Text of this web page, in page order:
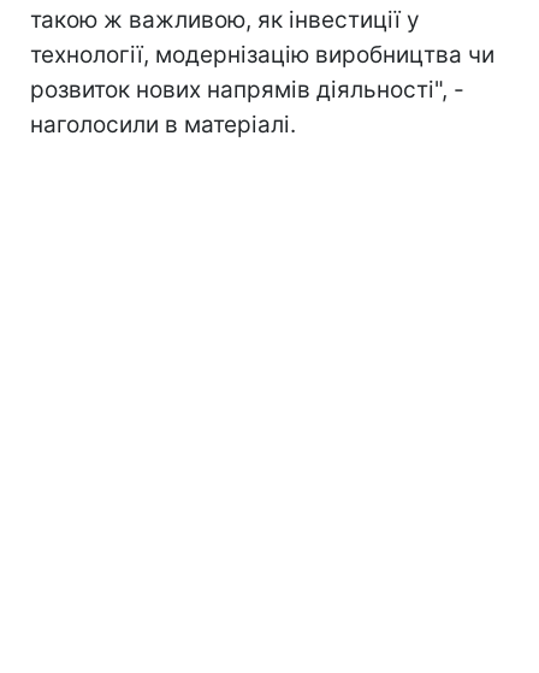
такою ж важливою, як інвестиції у
технології, модернізацію виробництва чи
розвиток нових напрямів діяльності", -
наголосили в матеріалі.